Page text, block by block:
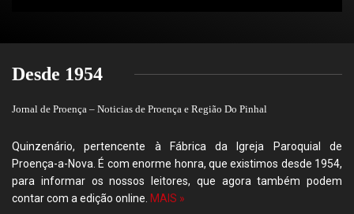
Desde 1954
Jornal de Proença – Noticias de Proença e Região Do Pinhal
Quinzenário, pertencente à Fábrica da Igreja Paroquial de
Proença-a-Nova. É com enorme honra, que existimos desde 1954,
para informar os nossos leitores, que agora também podem
contar com a edição online. MAIS »